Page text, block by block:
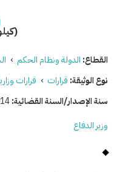
(43.61 كيلوبايت)
القطاع: الدولة ونظام الحكم ›
نوع الوثيقة: قرارات › قرارات
سنة الإصدار/السنة القضائية:
وزير الدفاع